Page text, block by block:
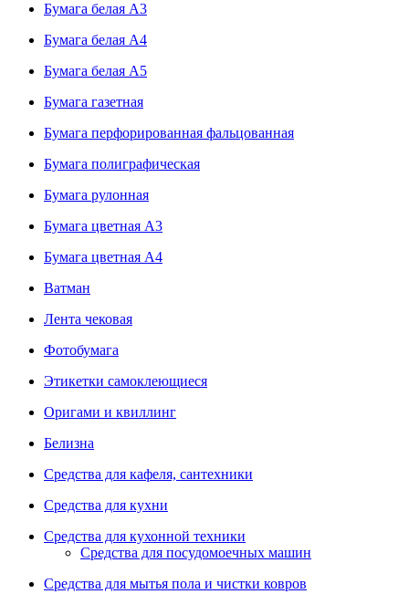
Бумага белая А3
Бумага белая А4
Бумага белая А5
Бумага газетная
Бумага перфорированная фальцованная
Бумага полиграфическая
Бумага рулонная
Бумага цветная А3
Бумага цветная А4
Ватман
Лента чековая
Фотобумага
Этикетки самоклеющиеся
Оригами и квиллинг
Белизна
Средства для кафеля, сантехники
Средства для кухни
Средства для кухонной техники
Средства для посудомоечных машин
Средства для мытья пола и чистки ковров